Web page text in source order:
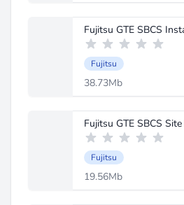
Fujitsu
38.73Mb
Fujitsu GTE SBCS
Fujitsu
19.56Mb